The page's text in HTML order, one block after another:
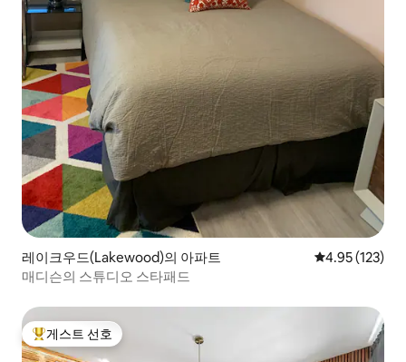
레이크우드(Lakewood)의 아파트 평점 4.95점(5
4.95 (123)
매디슨의 스튜디오 스타패드
상위 게스트 선호
게스트 선호